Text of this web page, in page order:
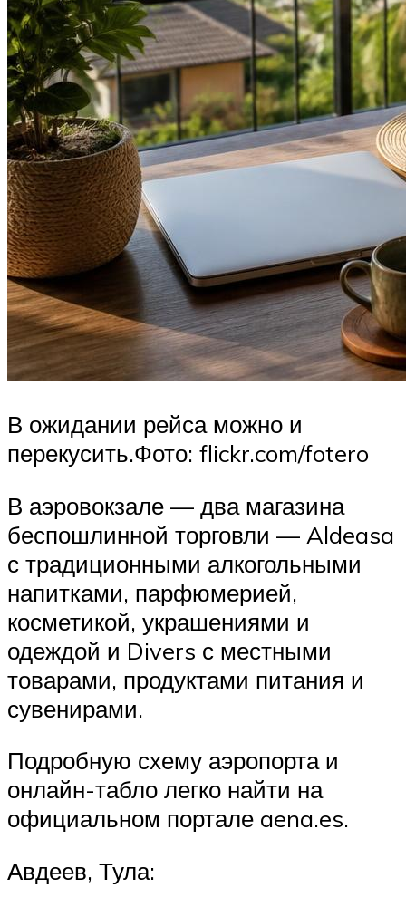
В ожидании рейса можно и
перекусить.Фото: flickr.com/fotero
В аэровокзале — два магазина
беспошлинной торговли — Aldeasa
с традиционными алкогольными
напитками, парфюмерией,
косметикой, украшениями и
одеждой и Divers с местными
товарами, продуктами питания и
сувенирами.
Подробную схему аэропорта и
онлайн-табло легко найти на
официальном портале aena.es.
Авдеев, Тула: